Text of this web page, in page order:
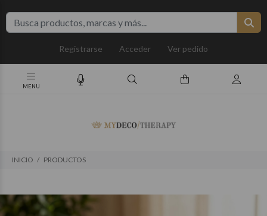
Registrarse Acceder Ver pedido
INICIO PRODUCTOS